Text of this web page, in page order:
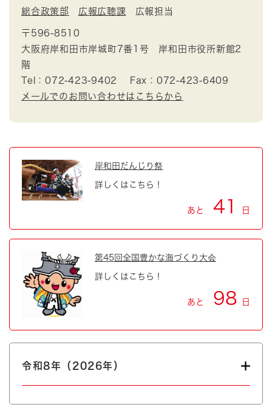
総合政策部 広報広聴課 広報担当
〒596-8510
大阪府岸和田市岸城町7番1号 岸和田市役所新館2
階
Tel：072-423-9402
Fax：072-423-6409
メールでのお問い合わせはこちらから
岸和田だんじり祭
詳しくはこちら！
あと 41 日
第45回全国豊かな海づくり大会
詳しくはこちら！
あと 98 日
令和8年（2026年）